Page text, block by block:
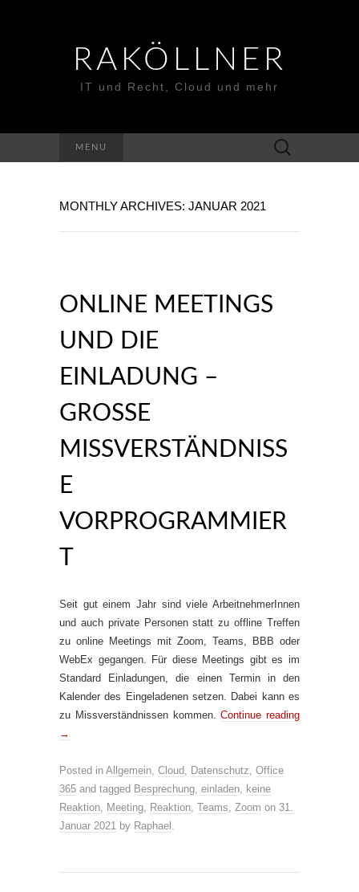
RAKÖLLNER
IT und Recht, Cloud und mehr
MENU
Suchen
nach:
MONTHLY ARCHIVES: JANUAR 2021
ONLINE MEETINGS
UND DIE
EINLADUNG –
GROSSE M
ISSVERSTÄNDNISSE
V
ORPROGRAMMIERT
Seit gut einem Jahr sind viele ArbeitnehmerInnen
und auch private Personen statt zu offline Treffen
zu online Meetings mit Zoom, Teams, BBB oder
WebEx gegangen. Für diese Meetings gibt es im
Standard Einladungen, die einen Termin in den
Kalender des Eingeladenen setzen. Dabei kann es
zu Missverständnissen kommen.Continue reading
→
Posted in Allgemein, Cloud, Datenschutz, Office
365 and tagged Besprechung, einladen, keine
Reaktion, Meeting, Reaktion, Teams, Zoom on 31.
Januar 2021 by Raphael .